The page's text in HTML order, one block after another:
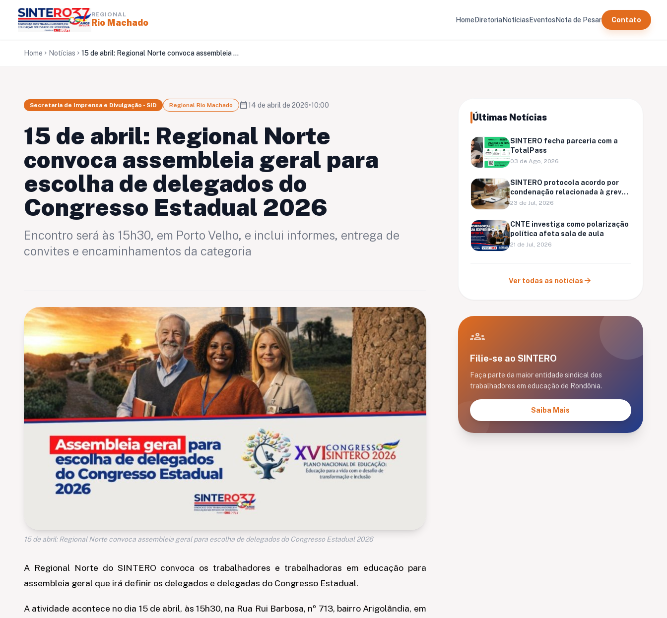
REGIONAL
Rio Machado Home DiretoriaNotícias Eventos Nota de Pesar Contato
Home chevron_right Notícias chevron_right 15 de abril: Regional Norte convoca assembleia geral para escolha de delegados do Congresso Estadual 2026
Secretaria de Imprensa e Divulgação - SID Regional Rio Machado calendar_today14 de abril de 2026•10:00
15 de abril: Regional Norte
convoca assembleia geral para
escolha de delegados do
Congresso Estadual 2026
Encontro será às 15h30, em Porto Velho, e inclui informes, entrega de
convites e encaminhamentos da categoria
15 de abril: Regional Norte convoca assembleia geral para escolha de delegados do Congresso Estadual 2026
A Regional Norte do SINTERO convoca os trabalhadores e trabalhadoras em educação para
assembleia geral que irá definir os delegados e delegadas do Congresso Estadual.
A atividade acontece no dia 15 de abril, às 15h30, na Rua Rui Barbosa, nº 713, bairro Arigolândia, em
Últimas Notícias
SINTERO fecha parceria com a
TotalPass
03 de Ago, 2026
SINTERO protocola acordo por
condenação relacionada à greve
de Ariquemes
23 de Jul, 2026
CNTE investiga como polarização
política afeta sala de aula
21 de Jul, 2026
Ver todas as notícias arrow_forward
groups
Filie-se ao SINTERO
Faça parte da maior entidade sindical dos
trabalhadores em educação de Rondônia.
Saiba Mais